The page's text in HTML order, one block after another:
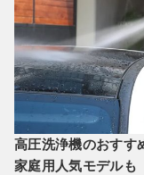
高圧洗浄機のおすす
家庭用人気モデルも